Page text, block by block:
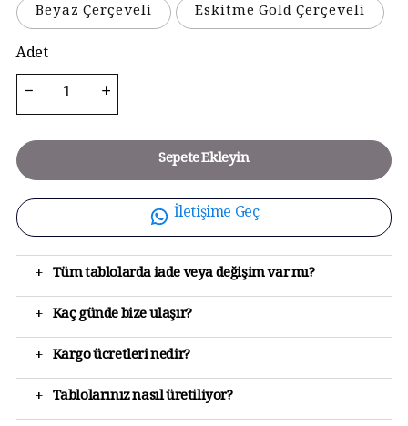
Beyaz Çerçeveli
Eskitme Gold Çerçeveli
Adet
Sepete Ekleyin
İletişime Geç
+ Tüm tablolarda iade veya değişim var mı?
+ Kaç günde bize ulaşır?
+ Kargo ücretleri nedir?
+ Tablolarınız nasıl üretiliyor?